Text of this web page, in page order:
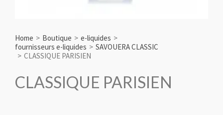
Home > Boutique > e-liquides >
fournisseurs e-liquides > SAVOUERA CLASSIC
> CLASSIQUE PARISIEN
CLASSIQUE PARISIEN